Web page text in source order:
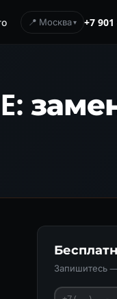
📍 Москва +7
Запишитесь